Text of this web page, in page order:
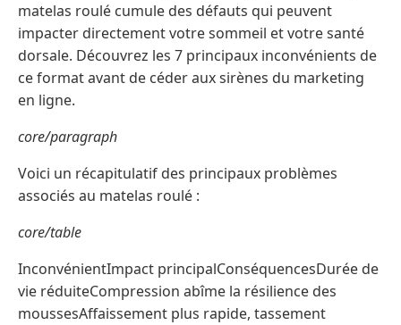
matelas roulé cumule des défauts qui peuvent
impacter directement votre sommeil et votre santé
dorsale. Découvrez les 7 principaux inconvénients de
ce format avant de céder aux sirènes du marketing
en ligne.
core/paragraph
Voici un récapitulatif des principaux problèmes
associés au matelas roulé :
core/table
InconvénientImpact principalConséquencesDurée de
vie réduiteCompression abîme la résilience des
moussesAffaissement plus rapide, tassement